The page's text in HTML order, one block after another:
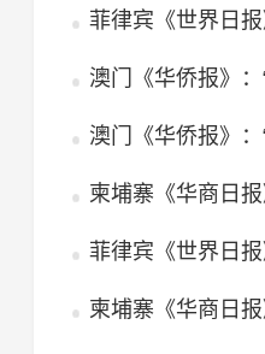
菲律宾《世界日
澳门《华侨报》
澳门《华侨报》
柬埔寨《华商日
菲律宾《世界日
柬埔寨《华商日